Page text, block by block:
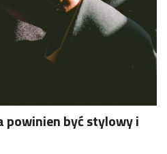
powinien być stylowy i